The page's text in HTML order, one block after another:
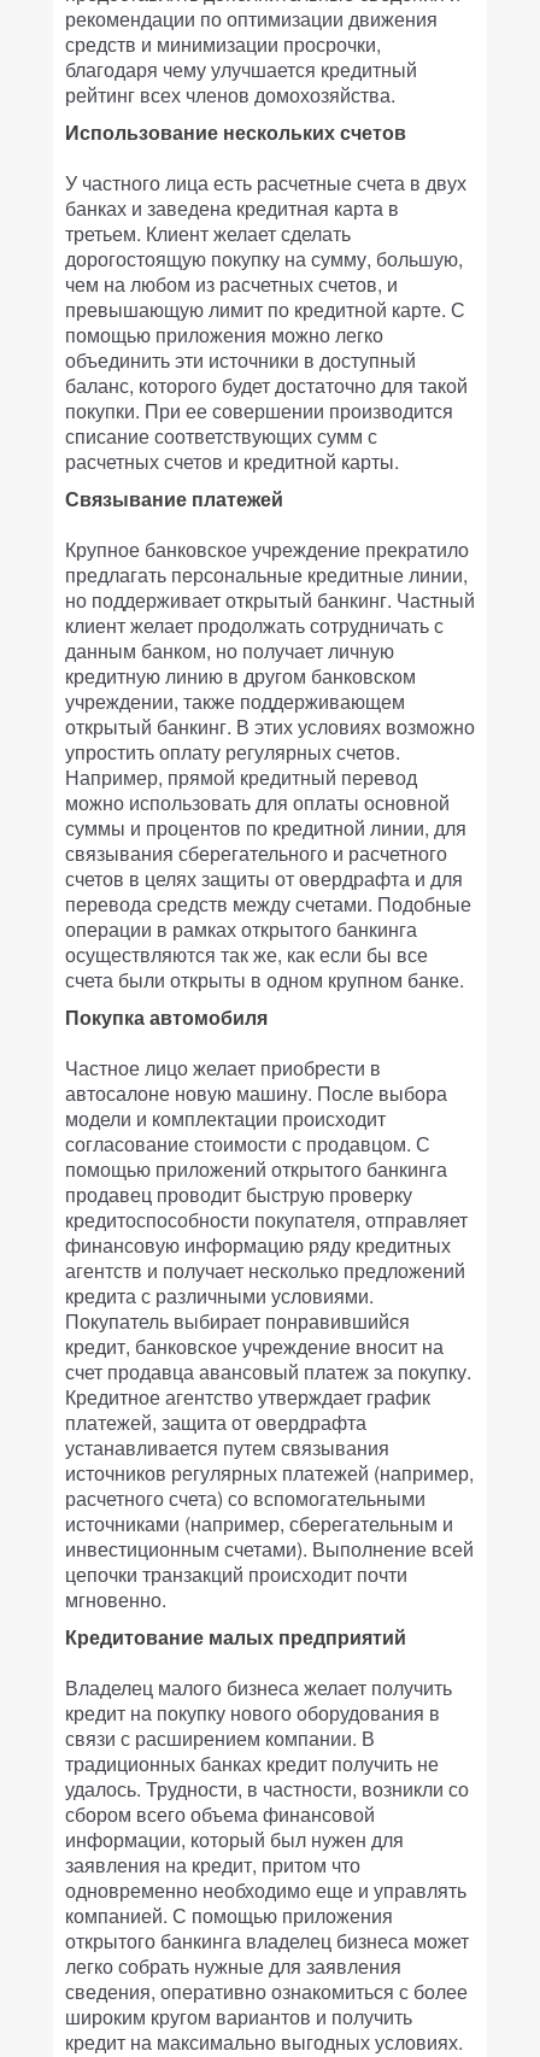
рекомендации по оптимизации движения
средств и минимизации просрочки,
благодаря чему улучшается кредитный
рейтинг всех членов домохозяйства.
Использование нескольких счетов
У частного лица есть расчетные счета в двух
банках и заведена кредитная карта в
третьем. Клиент желает сделать
дорогостоящую покупку на сумму, большую,
чем на любом из расчетных счетов, и
превышающую лимит по кредитной карте. С
помощью приложения можно легко
объединить эти источники в доступный
баланс, которого будет достаточно для такой
покупки. При ее совершении производится
списание соответствующих сумм с
расчетных счетов и кредитной карты.
Связывание платежей
Крупное банковское учреждение прекратило
предлагать персональные кредитные линии,
но поддерживает открытый банкинг. Частный
клиент желает продолжать сотрудничать с
данным банком, но получает личную
кредитную линию в другом банковском
учреждении, также поддерживающем
открытый банкинг. В этих условиях возможно
упростить оплату регулярных счетов.
Например, прямой кредитный перевод
можно использовать для оплаты основной
суммы и процентов по кредитной линии, для
связывания сберегательного и расчетного
счетов в целях защиты от овердрафта и для
перевода средств между счетами. Подобные
операции в рамках открытого банкинга
осуществляются так же, как если бы все
счета были открыты в одном крупном банке.
Покупка автомобиля
Частное лицо желает приобрести в
автосалоне новую машину. После выбора
модели и комплектации происходит
согласование стоимости с продавцом. С
помощью приложений открытого банкинга
продавец проводит быструю проверку
кредитоспособности покупателя, отправляет
финансовую информацию ряду кредитных
агентств и получает несколько предложений
кредита с различными условиями.
Покупатель выбирает понравившийся
кредит, банковское учреждение вносит на
счет продавца авансовый платеж за покупку.
Кредитное агентство утверждает график
платежей, защита от овердрафта
устанавливается путем связывания
источников регулярных платежей (например,
расчетного счета) со вспомогательными
источниками (например, сберегательным и
инвестиционным счетами). Выполнение всей
цепочки транзакций происходит почти
мгновенно.
Кредитование малых предприятий
Владелец малого бизнеса желает получить
кредит на покупку нового оборудования в
связи с расширением компании. В
традиционных банках кредит получить не
удалось. Трудности, в частности, возникли со
сбором всего объема финансовой
информации, который был нужен для
заявления на кредит, притом что
одновременно необходимо еще и управлять
компанией. С помощью приложения
открытого банкинга владелец бизнеса может
легко собрать нужные для заявления
сведения, оперативно ознакомиться с более
широким кругом вариантов и получить
кредит на максимально выгодных условиях.